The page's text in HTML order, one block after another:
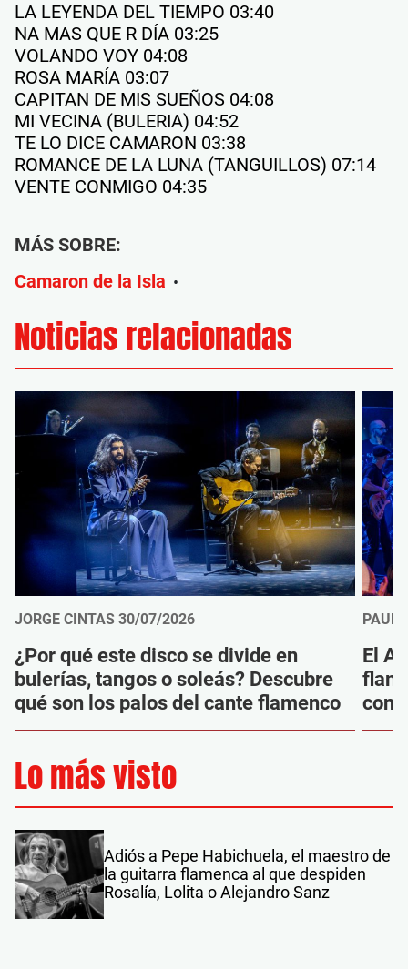
LA LEYENDA DEL TIEMPO 03:40
NA MAS QUE R DÍA 03:25
VOLANDO VOY 04:08
ROSA MARÍA 03:07
CAPITAN DE MIS SUEÑOS 04:08
MI VECINA (BULERIA) 04:52
TE LO DICE CAMARON 03:38
ROMANCE DE LA LUNA (TANGUILLOS) 07:14
VENTE CONMIGO 04:35
MÁS SOBRE:
Camaron de la Isla •
Noticias relacionadas
JORGE CINTAS 30/07/2026
¿Por qué este disco se divide en
bulerías, tangos o soleás? Descubre
qué son los palos del cante flamenco
El
Lo más visto
Adiós a Pepe Habichuela, el maestro de
la guitarra flamenca al que despiden
Rosalía, Lolita o Alejandro Sanz